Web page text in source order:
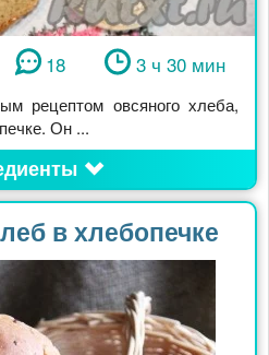
18 3 ч 30 мин
рецептом овсяного хлеба,
Он ...
в хлебопечке